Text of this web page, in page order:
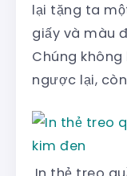
lại tặng ta
giấy và màu
Chúng
ngược lại,